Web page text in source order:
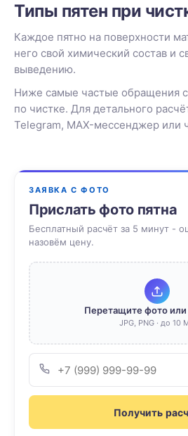
Типы пятен при
Каждое пятно на поверхности
него свой химический состав и
выведению.
Ниже самые частые обращения
по чистке. Для детального
Telegram, MAX-мессенджер или
ЗАЯВКА С ФОТО
Прислать фото пятна
Бесплатный расчёт за 5 минут -
назовём цену.
Перетащите фото
JPG, PNG · до 10
Получить